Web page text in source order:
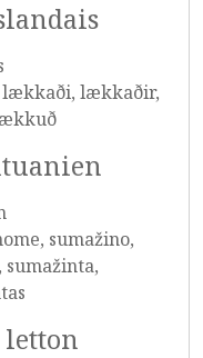
lækkaðir,
sumažino,
sumažinta,
letton